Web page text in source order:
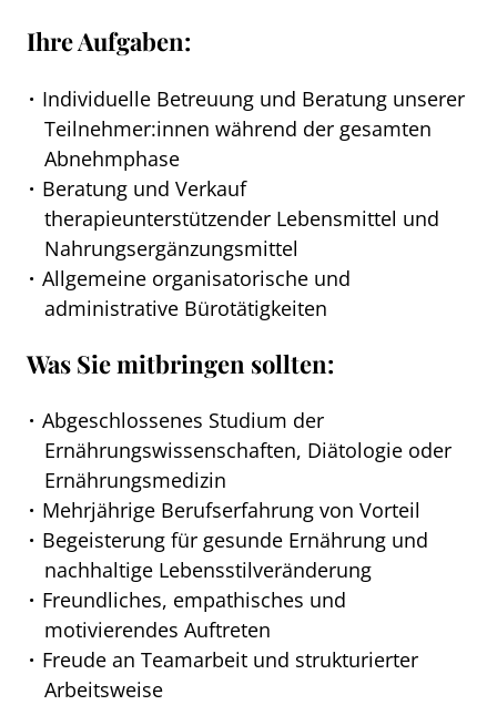
Ihre Aufgaben:
Individuelle Betreuung und Beratung unserer
Teilnehmer:innen während der gesamten
Abnehmphase
Beratung und Verkauf
therapieunterstützender Lebensmittel und
Nahrungsergänzungsmittel
Allgemeine organisatorische und
administrative Bürotätigkeiten
Was Sie mitbringen sollten:
Abgeschlossenes Studium der
Ernährungswissenschaften, Diätologie oder
Ernährungsmedizin
Mehrjährige Berufserfahrung von Vorteil
Begeisterung für gesunde Ernährung und
nachhaltige Lebensstilveränderung
Freundliches, empathisches und
motivierendes Auftreten
Freude an Teamarbeit und strukturierter
Arbeitsweise